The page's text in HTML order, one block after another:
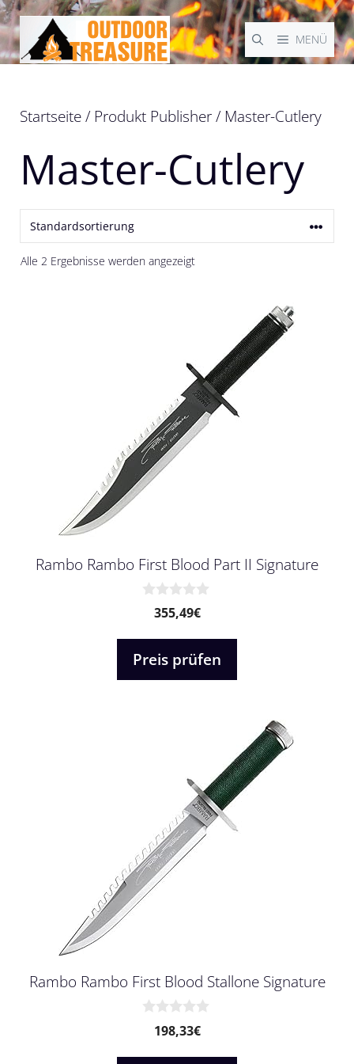
Zum
Inhalt
springen
MENÜ
Startseite/ Produkt Publisher / Master-Cutlery
Master-Cutlery
Alle 2 Ergebnisse werden angezeigt
Rambo Rambo First Blood Part II Signature
5
355,49€
Preis prüfen
Rambo Rambo First Blood Stallone Signature
198,33€